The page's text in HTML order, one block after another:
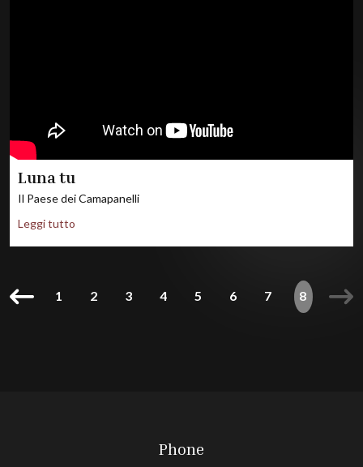
Luna tu
Il Paese dei Camapanelli
Leggi tutto
1 2 3 4 5 6 7 8
Phone